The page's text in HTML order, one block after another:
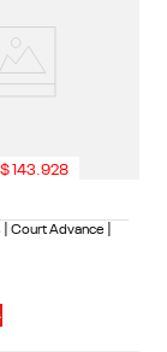
| Court Advance |
$143.928